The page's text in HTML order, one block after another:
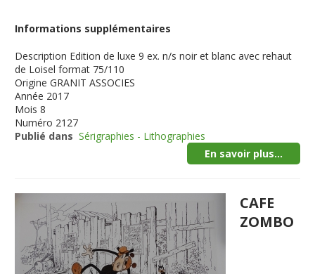
Informations supplémentaires
Description Edition de luxe 9 ex. n/s noir et blanc avec rehaut
de Loisel format 75/110
Origine GRANIT ASSOCIES
Année 2017
Mois 8
Numéro 2127
Publié dans Sérigraphies - Lithographies
En savoir plus...
CAFE
ZOMBO